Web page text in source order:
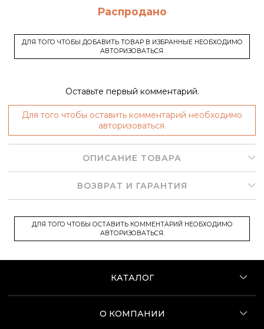
Распродано
ДЛЯ ТОГО ЧТОБЫ ДОБАВИТЬ ТОВАР В ИЗБРАННЫЕ НЕОБХОДИМО
АВТОРИЗОВАТЬСЯ.
Оставьте первый комментарий.
Для того чтобы оставить комментарий необходимо
авторизоваться.
ОПИСАНИЕ ТОВАРА
ВОЗВРАТ И ГАРАНТИЯ
ДЛЯ ТОГО ЧТОБЫ ОСТАВИТЬ КОММЕНТАРИЙ НЕОБХОДИМО
АВТОРИЗОВАТЬСЯ.
КАТАЛОГ
О КОМПАНИИ